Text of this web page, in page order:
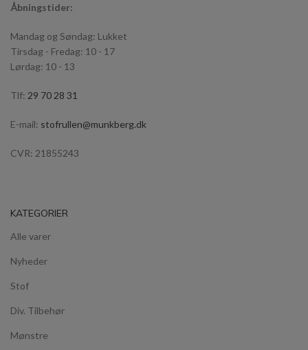
Åbningstider:
Mandag og Søndag: Lukket
Tirsdag - Fredag: 10 - 17
Lørdag: 10 - 13
Tlf: 29 70 28 31
E-mail: stofrullen@munkberg.dk
CVR: 21855243
KATEGORIER
Alle varer
Nyheder
Stof
Div. Tilbehør
Mønstre